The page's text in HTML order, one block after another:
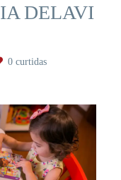
DELAVI
0 curtidas